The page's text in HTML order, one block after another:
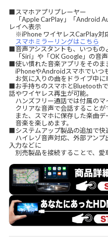
■スマホアプリプレーヤー
「Apple CarPlay」「Android
レイへ表示
※iPhone ワイヤレスCarPlay対
スマホミラーリングはこちら
■音声アシスタントも、いつもの
「Siri」や「OK Google」の音
■使い慣れた音楽アプリをそのま
iPhoneやAndroidスマホでいつ
お気に入りの曲をドライブ中に
■お手持ちのスマホとBluetooth
話やワイヤレス再生が可能。
ハンズフリー通話では付属のマ
クリアな音声で会話することが
また、スマホに保存した楽曲デ
音楽を楽しめます。
■システムアップ製品の追加で快
ハイレゾ音声対応、外部アンプ
入力などに
別売製品を接続することで、愛